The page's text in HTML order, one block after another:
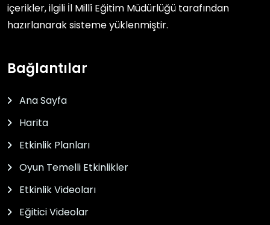
içerikler, ilgili İl Millî Eğitim Müdürlüğü tarafından
hazırlanarak sisteme yüklenmiştir.
Bağlantılar
Ana Sayfa
Harita
Etkinlik Planları
Oyun Temelli Etkinlikler
Etkinlik Videoları
Eğitici Videolar